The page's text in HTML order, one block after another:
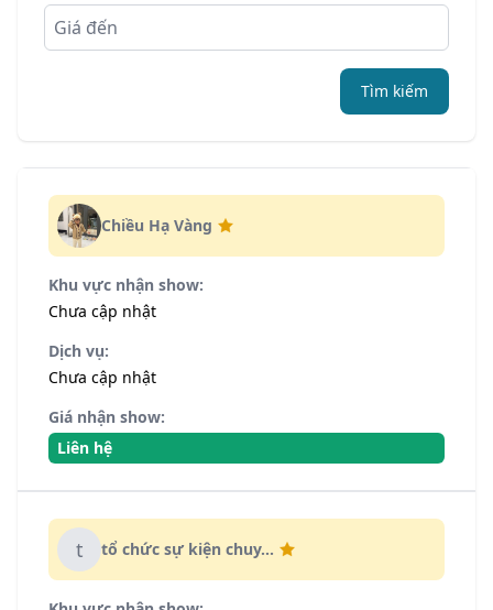
Tìm kiếm
Chiều Hạ Vàng
Khu vực nhận show:
Chưa cập nhật
Dịch vụ:
Chưa cập nhật
Giá nhận show:
Liên hệ
t tổ chức sự kiện chuy...